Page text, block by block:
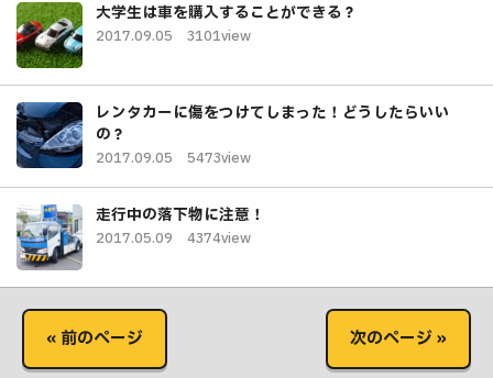
大学生は車を購入することができる？
2017.09.05 3101view
レンタカーに傷をつけてしまった！どうしたらいい
の？
2017.09.05 5473view
走行中の落下物に注意！
2017.05.09 4374view
« 前のページ 次のページ »